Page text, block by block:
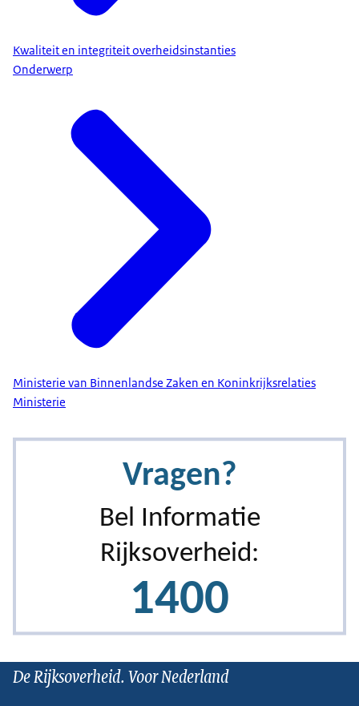
Kwaliteit en integriteit overheidsinstanties
Onderwerp
Ministerie van Binnenlandse Zaken en Koninkrijksrelaties
Ministerie
De Rijksoverheid. Voor Nederland